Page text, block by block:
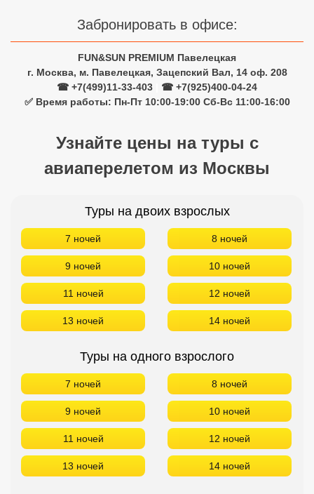
Забронировать в офисе:
FUN&SUN PREMIUM Павелецкая
г. Москва, м. Павелецкая, Зацепский Вал, 14 оф. 208
☎ +7(499)11-33-403
☎ +7(925)400-04-24
✅ Время работы: Пн-Пт 10:00-19:00 Сб-Вс 11:00-16:00
Узнайте цены на туры с
авиаперелетом из Москвы
Туры на двоих взрослых
7 ночей 8 ночей
9 ночей 10 ночей
11 ночей 12 ночей
13 ночей 14 ночей
Туры на одного взрослого
7 ночей 8 ночей
9 ночей 10 ночей
11 ночей 12 ночей
13 ночей 14 ночей
Сетевые отели Вьетнама
Сетевые отели Бали
Сетевые отели Сейшел
Сетевые отели Маврикия